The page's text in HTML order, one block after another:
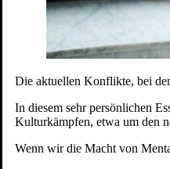
Die aktuellen Konflikte, bei
In diesem sehr persönlichen
Kulturkämpfen, etwa um den
Wenn wir die Macht von
Das Theater
Ensemble & Team
Kooperationen
Sponsoren
Geschichte
Offene Stellen
Junges S.T.M.
Spielplan
Penguin’s Days
Mitmachen